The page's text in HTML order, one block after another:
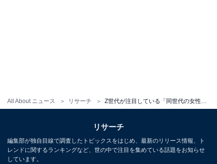
All About ニュース リサーチ Z世代が注目している「同世代の女性芸能人」ランキング！ 2位「広瀬すず」を抑えた1位は？
リサーチ
編集部が独自目線で調査したトピックスをはじめ、最新のリリース情報、ト
レンドに関するランキングなど、世の中で注目を集めている話題をお知らせ
しています。